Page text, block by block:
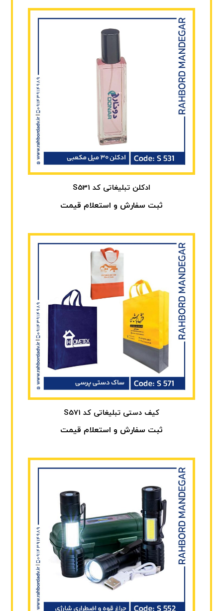
ادکلن تبلیغاتی کد S531
ثبت سفارش و استعلام قیمت
کیف دستی تبلیغاتی کد S571
ثبت سفارش و استعلام قیمت